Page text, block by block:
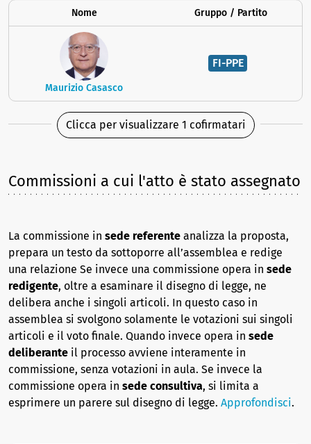
Nome Gruppo / Partito
Maurizio Casasco
FI-PPE
Clicca per visualizzare 1 cofirmatari
Commissioni a cui l'atto è stato assegnato
La commissione in sede referente analizza la proposta,
prepara un testo da sottoporre all’assemblea e redige
una relazione Se invece una commissione opera in sede
redigente, oltre a esaminare il disegno di legge, ne
delibera anche i singoli articoli. In questo caso in
assemblea si svolgono solamente le votazioni sui singoli
articoli e il voto finale. Quando invece opera in sede
deliberante il processo avviene interamente in
commissione, senza votazioni in aula. Se invece la
commissione opera in sede consultiva, si limita a
esprimere un parere sul disegno di legge. Approfondisci.